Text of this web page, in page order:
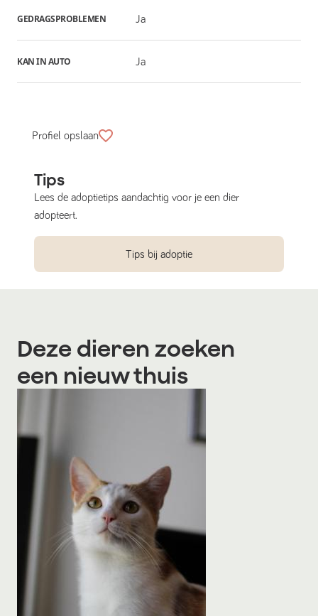
GEDRAGSPROBLEMEN Ja
KAN IN AUTO Ja
Profiel opslaan
Tips
Lees de adoptietips aandachtig voor je een dier
adopteert.
Tips bij adoptie
Deze dieren zoeken
een nieuw thuis